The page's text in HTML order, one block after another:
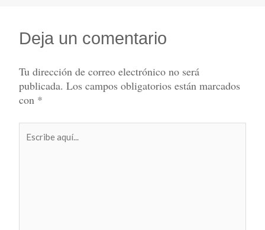
Deja un comentario
Tu dirección de correo electrónico no será
publicada. Los campos obligatorios están marcados
con *
aquí...